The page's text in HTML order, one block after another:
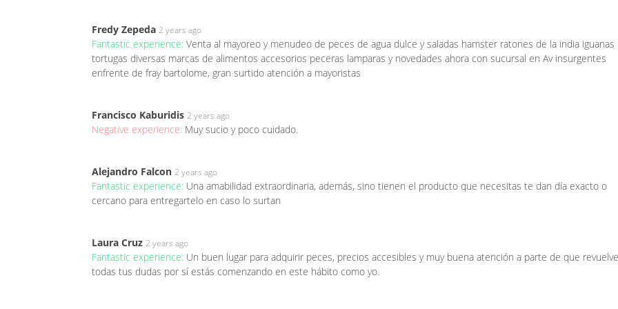
Fredy Zepeda 2 years ago
Fantastic experience: Venta al mayoreo y menudeo de peces de agua dulce y saladas hamster ratones de la india iguanas
tortugas diversas marcas de alimentos accesorios peceras lamparas y novedades ahora con sucursal en Av insurgentes
enfrente de fray bartolome, gran surtido atención a mayoristas
Francisco Kaburidis 2 years ago
Negative experience: Muy sucio y poco cuidado.
Alejandro Falcon 2 years ago
Fantastic experience: Una amabilidad extraordinaria, además, sino tienen el producto que necesitas te dan día exacto o
cercano para entregartelo en caso lo surtan
Laura Cruz 2 years ago
Fantastic experience: Un buen lugar para adquirir peces, precios accesibles y muy buena atención a parte de que
todas tus dudas por sí estás comenzando en este hábito como yo.